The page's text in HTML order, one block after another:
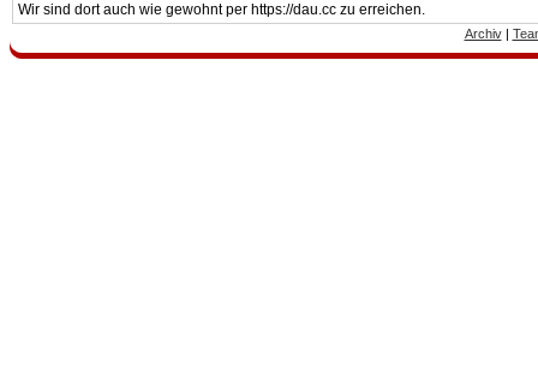
Wir sind dort auch wie gewohnt per https://dau.cc zu erreichen.
Archiv|